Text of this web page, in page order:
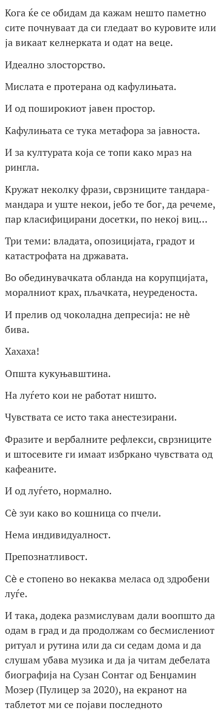
Кога ќе се обидам да кажам нешто паметно
сите почнуваат да си гледаат во куровите или
ја викаат келнерката и одат на веце.
Идеално злосторство.
Мислата е протерана од кафулињата.
И од поширокиот јавен простор.
Кафулињата се тука метафора за јавноста.
И за културата која се топи како мраз на
рингла.
Кружат неколку фрази, сврзниците тандара-
мандара и уште некои, јебо те бог, да речеме,
пар класифицирани досетки, по некој виц…
Три теми: владата, опозицијата, градот и
катастрофата на државата.
Во обединувачката обланда на корупцијата,
моралниот крах, пљачката, неуреденоста.
И прелив од чоколадна депресија: не нѐ
бива.
Хахаха!
Општа кукуњавштина.
На луѓето кои не работат ништо.
Чувствата се исто така анестезирани.
Фразите и вербалните рефлекси, сврзниците
и штосевите ги имаат избркано чувствата од
кафеаните.
И од луѓето, нормално.
Сѐ зуи како во кошница со пчели.
Нема индивидуалност.
Препознатливост.
Сѐ е стопено во некаква меласа од здробени
луѓе.
И така, додека размислувам дали воопшто да
одам в град и да продолжам со бесмислениот
ритуал и рутина или да си седам дома и да
слушам убава музика и да ја читам дебелата
биографија на Сузан Сонтаг од Бенџамин
Мозер (Пулицер за 2020), на екранот на
таблетот ми се појави последното